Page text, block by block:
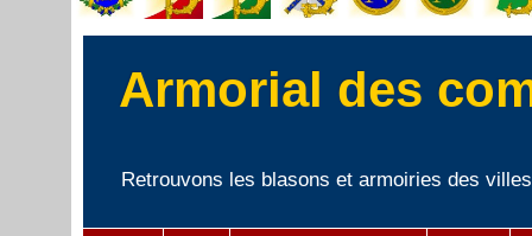
Armorial des
Retrouvons les blasons et armoiries des